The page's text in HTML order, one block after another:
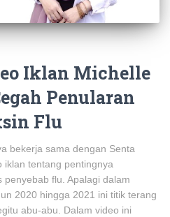
Iklan Michelle
Penularan
Flu
bekerja sama dengan Senta
iklan tentang pentingnya
flu. Apalagi dalam
2020 hingga 2021 ini titik terang
abu-abu. Dalam video ini